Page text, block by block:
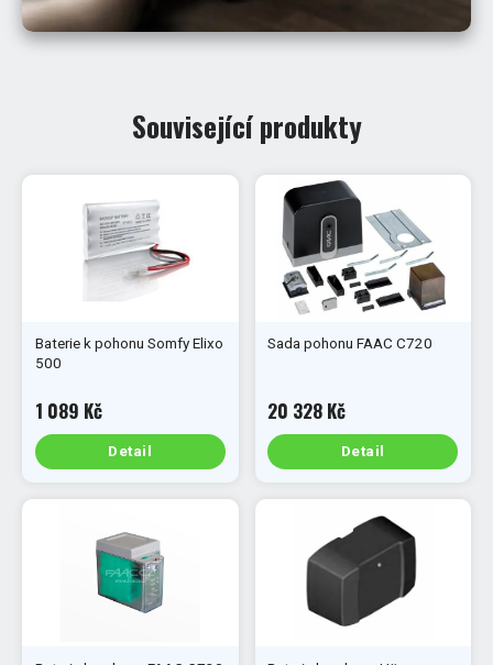
Související produkty
Baterie k pohonu Somfy Elixo
500
1 089 Kč
Detail
Sada pohonu FAAC C720
20 328 Kč
Detail